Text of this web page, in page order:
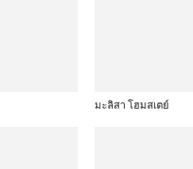
มะลิสา โฮมสเตย์